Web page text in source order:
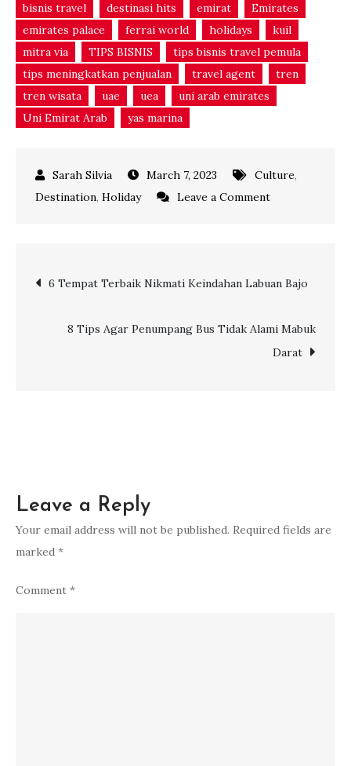
bisnis travel
destinasi hits emirat
Emirates
emirates palace
ferrai world holidays
kuil
mitra via
TIPS BISNIS
tips bisnis travel pemula
tips meningkatkan penjualan
travel agent
tren
tren wisata
uae uea
uni arab emirates
Uni Emirat Arab
yas marina
March 7, 2023 Culture,
Destination, Holiday Leave a Commenton
5
Cantik
di
Post
navigation
6 Tempat Terbaik Nikmati Keindahan Labuan Bajo
8 Tips Agar Penumpang Bus Tidak Alami Mabuk
Darat
Leave a Reply
Your email address will not be published. Required fields are
marked *
Comment *